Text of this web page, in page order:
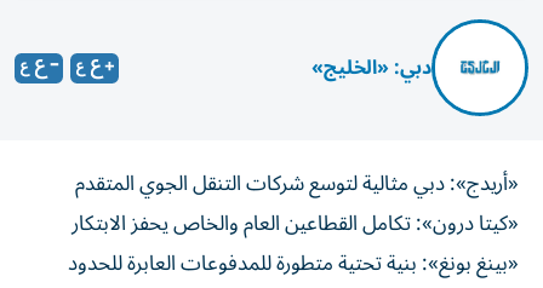
دبي: «الخليج»
«أريدج»: دبي مثالية لتوسع شركات التنقل الجوي المتقدم
«كيتا درون»: تكامل القطاعين العام والخاص يحفز الابتكار
«بينغ بونغ»: بنية تحتية متطورة للمدفوعات العابرة للحدود